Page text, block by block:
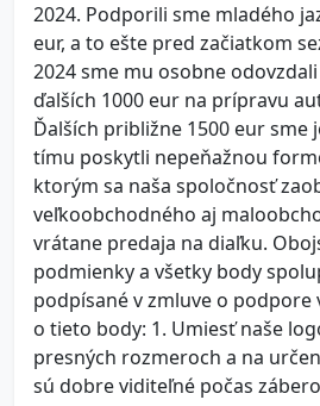
2024. Podporili sme mladého
eur, a to ešte pred začiatkom
2024 sme mu osobne
ďalších 1000 eur na prípravu
Ďalších približne 1500 eur sme
tímu poskytli nepeňažnou
ktorým sa naša spoločnosť
veľkoobchodného aj
vrátane predaja na diaľku.
podmienky a všetky body
podpísané v zmluve o
o tieto body: 1. Umiesť naše
presných rozmeroch a na
sú dobre viditeľné počas